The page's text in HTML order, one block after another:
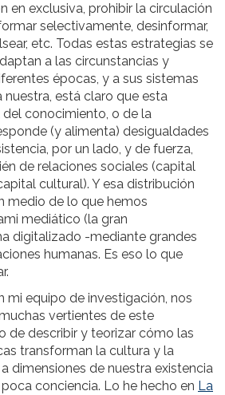
en exclusiva, prohibir la circulación
selectivamente, desinformar,
etc. Todas estas estrategias se
a las circunstancias y
épocas, y a sus sistemas
nuestra, está claro que esta
conocimiento, o de la
(y alimenta) desigualdades
por un lado, y de fuerza,
de relaciones sociales (capital
cultural). Y esa distribución
medio de lo que hemos
mediático (la gran
digitalizado -mediante grandes
humanas. Es eso lo que
mi equipo de investigación, nos
vertientes de este
de describir y teorizar cómo las
transforman la cultura y la
dimensiones de nuestra existencia
conciencia. Lo he hecho en La